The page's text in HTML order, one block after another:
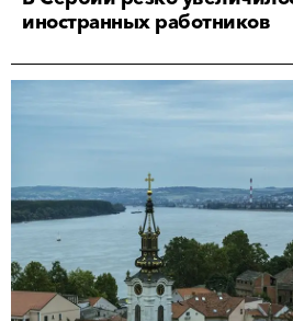
иностранных работников